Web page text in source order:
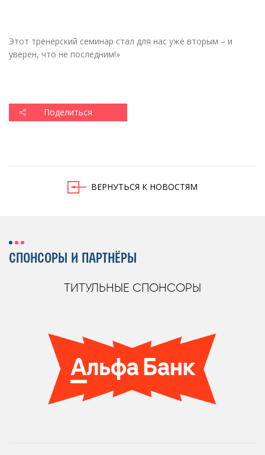
Этот тренерский семинар стал для нас уже вторым – и
уверен, что не последним!»
Поделиться
ВЕРНУТЬСЯ К НОВОСТЯМ
СПОНСОРЫ И ПАРТНЁРЫ
ТИТУЛЬНЫЕ СПОНСОРЫ